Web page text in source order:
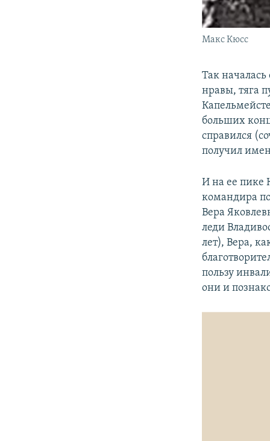
Макс Кюсс
Так
нравы, тяга
больших
справился
получил
И на ее пике
командира
Вера
леди
лет), Вера,
пользу
они и